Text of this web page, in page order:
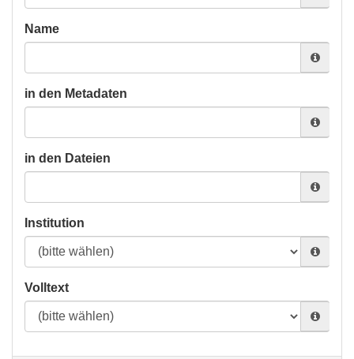
Name
in den Metadaten
in den Dateien
Institution
Volltext